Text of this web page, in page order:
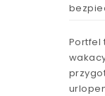
Portfel